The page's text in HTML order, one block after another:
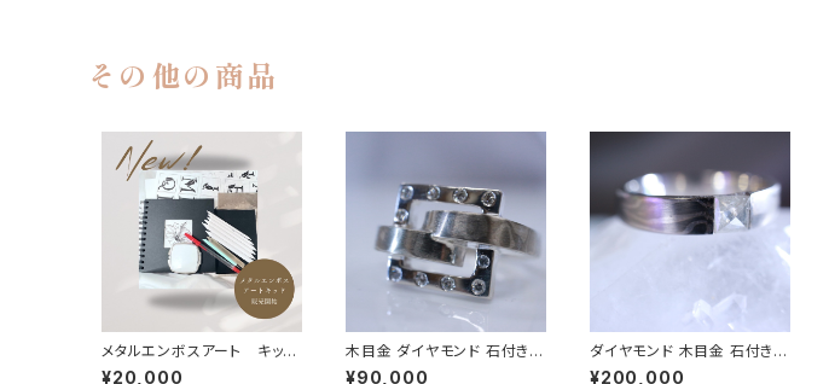
その他の商品
メタルエンボスアート キッ
ド 動画付き講座
¥20,000
木目金 ダイヤモンド 石付きシ
ルバーリング | 石彩-木目金・
¥90,000
ダイヤモンド 木目金 石付きプ
ラチナリング | 石彩-木目金・
¥200,000